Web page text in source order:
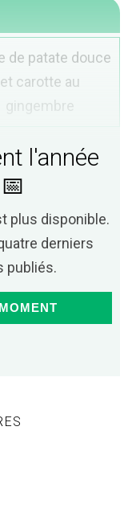
de patate douce
et carotte au
gingembre
l'année
plus disponible.
derniers
publiés.